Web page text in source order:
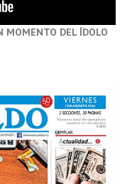
MOMENTO DEL ÍDOLO